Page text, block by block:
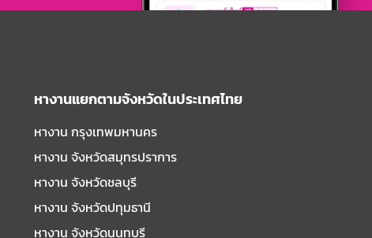
หางานแยกตามจังหวัดในประเทศไทย
หางาน กรุงเทพมหานคร
หางาน จังหวัดสมุทรปราการ
หางาน จังหวัดชลบุรี
หางาน จังหวัดปทุมธานี
หางาน จังหวัดนนทบุรี